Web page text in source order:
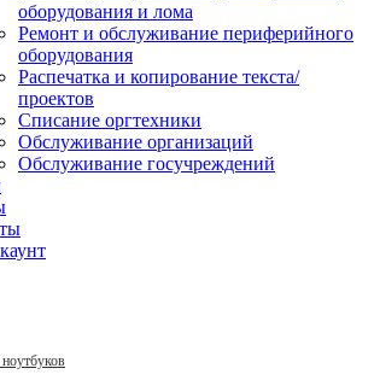
оборудования и лома
Ремонт и обслуживание периферийного
оборудования
Распечатка и копирование текста/
проектов
Списание оргтехники
Обслуживание организаций
Обслуживание госучреждений